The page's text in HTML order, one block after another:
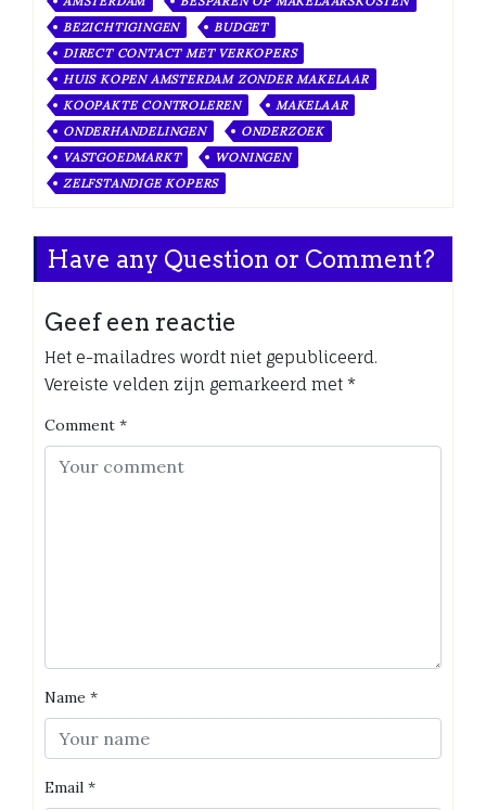
BEZICHTIGINGEN
BUDGET
DIRECT CONTACT MET VERKOPERS
HUIS KOPEN AMSTERDAM ZONDER MAKELAAR
KOOPAKTE CONTROLEREN
MAKELAAR
ONDERHANDELINGEN
ONDERZOEK
VASTGOEDMARKT
WONINGEN
ZELFSTANDIGE KOPERS
Have any Question or Comment?
Geef een reactie
Het e-mailadres wordt niet gepubliceerd.
Vereiste velden zijn gemarkeerd met *
Comment *
Name *
Email *